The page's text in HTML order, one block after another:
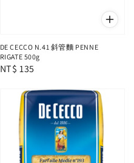
DE CECCO N.41 斜管麵 PENNE
RIGATE 500g
Regular
NT$ 135